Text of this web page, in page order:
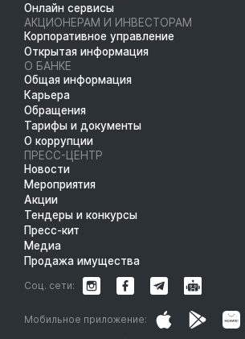
Онлайн сервисы
АКЦИОНЕРАМ И ИНВЕСТОРАМ
Корпоративное управление
Открытая информация
О БАНКЕ
Общая информация
Карьера
Обращения
Тарифы и документы
О коррупции
ПРЕСС-ЦЕНТР
Новости
Мероприятия
Акции
Тендеры и конкурсы
Пресс-кит
Медиа
Продажа имущества
Мобильное приложение:
Соц. сети: